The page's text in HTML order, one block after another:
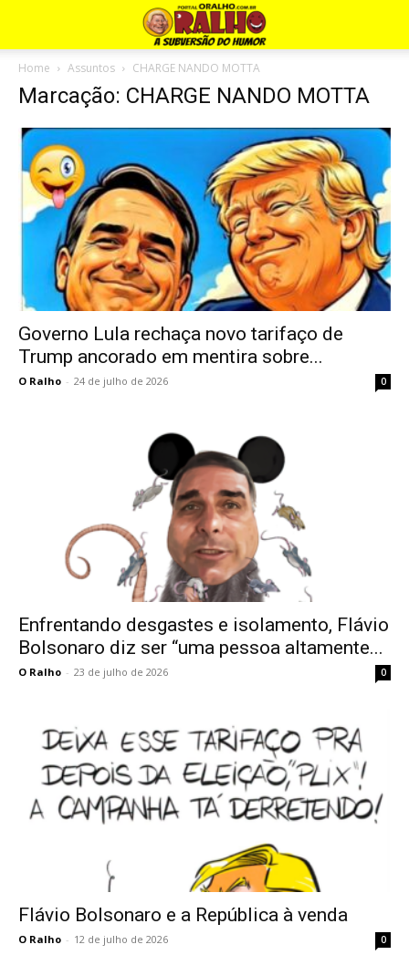
Home Assuntos CHARGE NANDO MOTTA
Marcação: CHARGE NANDO MOTTA
Governo Lula rechaça novo tarifaço de
Trump ancorado em mentira sobre...
O Ralho - 24 de julho de 2026 0
Enfrentando desgastes e isolamento, Flávio
Bolsonaro diz ser “uma pessoa altamente...
O Ralho - 23 de julho de 2026 0
Flávio Bolsonaro e a República à venda
O Ralho - 12 de julho de 2026 0